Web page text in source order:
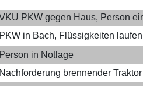
PKW gegen Haus, Person
PKW in Bach, Flüssigkeiten
Person in Notlage
Nachforderung brennender